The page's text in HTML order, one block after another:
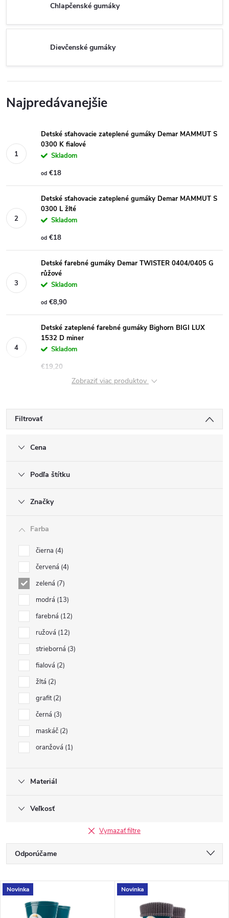
Chlapčenské gumáky
Dievčenské gumáky
Najpredávanejšie
Detské sťahovacie zateplené gumáky Demar MAMMUT S
0300 K fialové
Skladom
od €18
Detské sťahovacie zateplené gumáky Demar MAMMUT S
0300 L žlté
Skladom
od €18
Detské farebné gumáky Demar TWISTER 0404/0405 G
růžové
Skladom
od €8,90
Detské zateplené farebné gumáky Bighorn BIGI LUX
1532 D miner
Skladom
€19,20
Zobraziť viac produktov
Filtrovať
Cena
Podľa štítku
Značky
Farba
čierna 4
červená 4
zelená 7
modrá 13
farebná 12
ružová 12
strieborná 3
fialová 2
žltá 2
grafit 2
černá 3
maskáč 2
oranžová 1
Materiál
Veľkosť
Vymazať filtre
R
a
Odporúčame
Najdrahšie
Najpredávanejšie
V
Novinka Novinka